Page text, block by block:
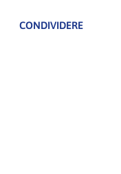
CONDIVIDERE